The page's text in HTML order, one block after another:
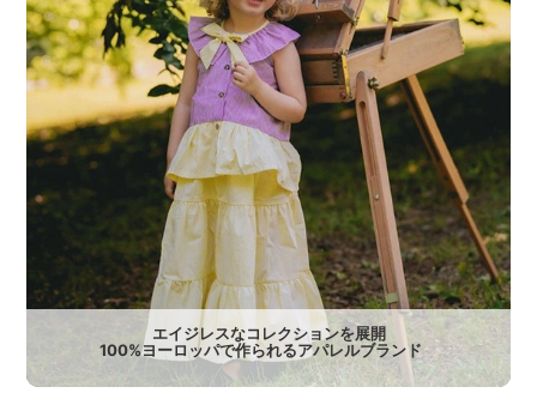
エイジレスなコレクションを展開
100%ヨーロッパで作られるアパレルブランド